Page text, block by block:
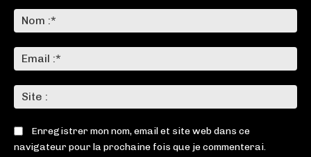
:*
:*
:
Enregistrer mon nom, email et site web dans ce
navigateur pour la prochaine fois que je commenterai.